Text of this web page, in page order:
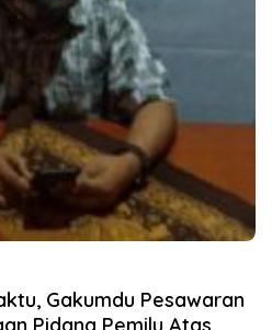
Gakumdu Pesawaran
Pidana Pemilu Atas